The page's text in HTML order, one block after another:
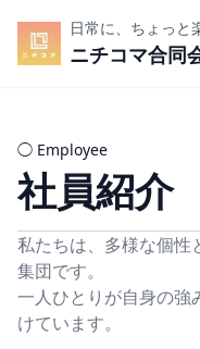
日常に、ちょっと
ニチコマ合同
◯ Employee
社員紹介
私たちは、多様な個性
集団です。
一人ひとりが自身の強
けています。